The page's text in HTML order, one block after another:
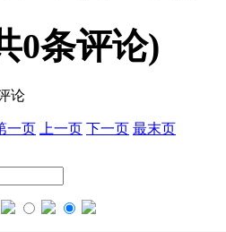
0条评论)
论
一页 上一页 下一页 最末页